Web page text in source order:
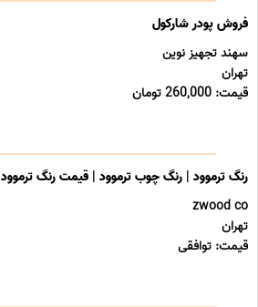
فروش پودر شارکول
سهند تجهیز نوین
تهران
قیمت: 260,000 تومان
رنگ ترموود | رنگ چوب ترموود | قیمت رنگ ترموود
zwood co
تهران
قیمت: توافقی